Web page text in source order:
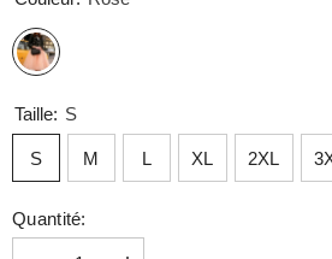
Taille: S
S M L XL 2XL
Quantité: